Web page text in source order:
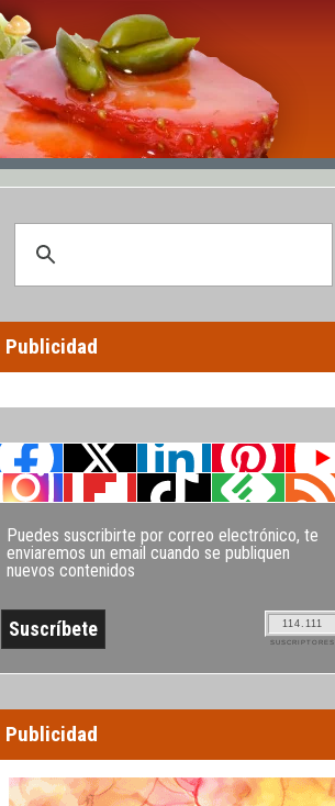
Publicidad
Puedes suscribirte por correo electrónico, te
enviaremos un email cuando se publiquen
nuevos contenidos
114.111
SUSCRIPTORES
Publicidad